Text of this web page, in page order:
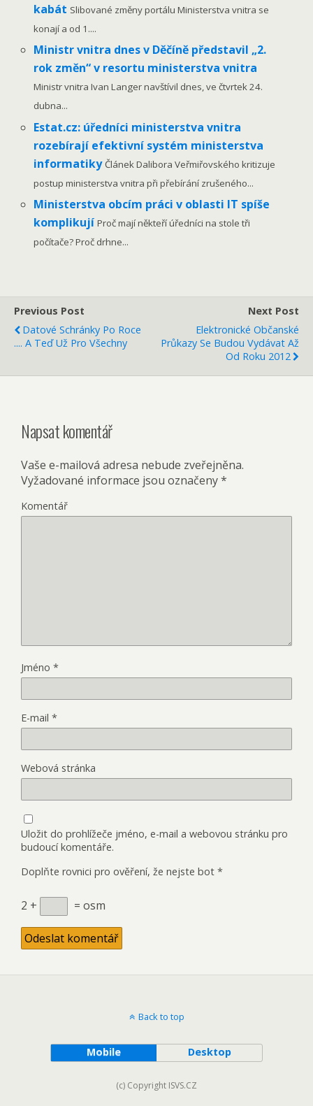
kabát Slibované změny portálu Ministerstva vnitra se
konají a od 1....
Ministr vnitra dnes v Děčíně představil „2.
rok změn“ v resortu ministerstva vnitra
Ministr vnitra Ivan Langer navštívil dnes, ve čtvrtek 24.
dubna...
Estat.cz: úředníci ministerstva vnitra
rozebírají efektivní systém ministerstva
informatikyČlánek Dalibora Veřmiřovského kritizuje
postup ministerstva vnitra při přebírání zrušeného...
Ministerstva obcím práci v oblasti IT spíše
komplikujíProč mají někteří úředníci na stole tři
počítače? Proč drhne...
Previous Post
Datové Schránky Po Roce
.... A Teď Už Pro Všechny
Next Post
Elektronické Občanské
Průkazy Se Budou Vydávat Až
Od Roku 2012
Napsat komentář
Vaše e-mailová adresa nebude zveřejněna.
Vyžadované informace jsou označeny*
Komentář
Jméno *
E-mail *
Webová stránka
Uložit do prohlížeče jméno, e-mail a webovou stránku pro
budoucí komentáře.
Doplňte rovnici pro ověření, že nejste bot *
2 + = osm
Back to top
Mobile Desktop
(c) Copyright ISVS.CZ